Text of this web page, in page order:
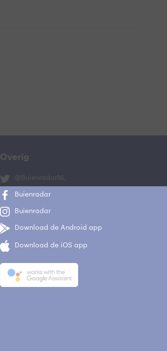
Overig
@BuienradarNL
Buienradar
Buienradar
Download de Android app
Download de iOS app